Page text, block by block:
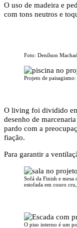
O uso de madeira e
com tons neutros e
Foto: Denílson
Projeto de
O living foi dividido
desenho de
pardo com a
fiação.
Para garantir a
Sofá da Finish e
estofada em couro
O piso interno é um